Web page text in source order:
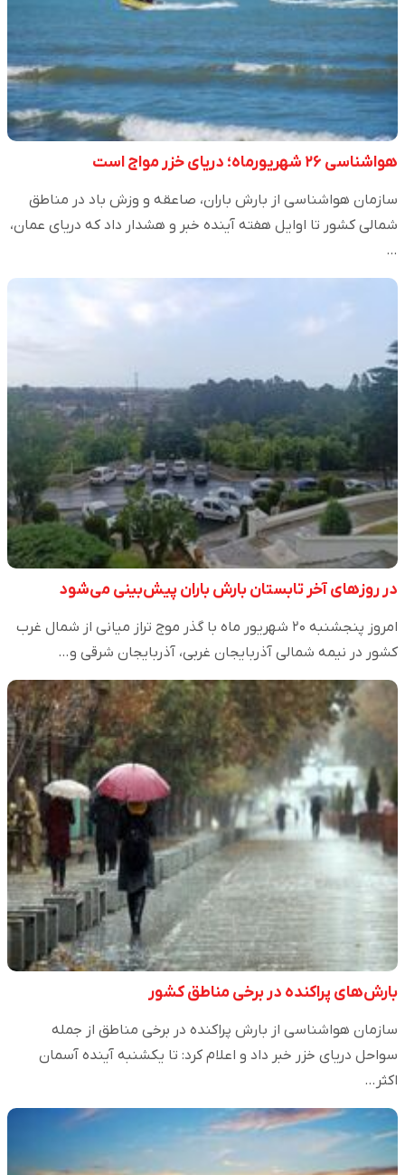
هواشناسی ۲۶ شهریورماه؛ دریای خزر مواج است
سازمان هواشناسی از بارش باران، صاعقه و وزش باد در مناطق
شمالی کشور تا اوایل هفته آینده خبر و هشدار داد که دریای عمان،
…
در روزهای آخر تابستان بارش باران پیش‌بینی می‌شود
امروز پنجشنبه ۲۰ شهریور ماه با گذر موج تراز میانی از شمال غرب
کشور در نیمه شمالی آذربایجان غربی، آذربایجان شرقی و…
بارش‌های پراکنده در برخی مناطق کشور
سازمان هواشناسی از بارش پراکنده در برخی مناطق از جمله
سواحل دریای خزر خبر داد و اعلام کرد: تا یکشنبه آینده آسمان
اکثر…